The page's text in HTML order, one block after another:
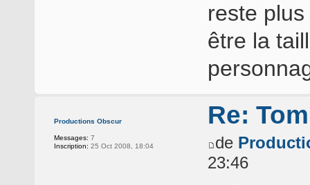
reste
être la
Productions Obscur
Messages: 7
Inscription: 25 Oct 2008, 18:04
Re:
de
23:46